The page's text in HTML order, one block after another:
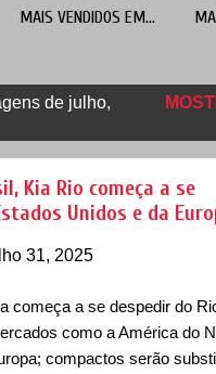
MAIS VENDIDOS EM...
de julho,
Kia Rio começa a se
Unidos e da
31, 2025
começa a se despedir do
como a América do
compactos serão